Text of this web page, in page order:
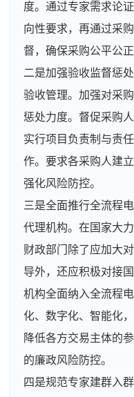
度。通过专家需求论
向性要求，再通过采
督，确保采购公平公正
二是加强验收监督惩
验收管理。加强对采
惩处力度。督促采购
实行项目负责制与责
作。要求各采购人建
强化风险防控。
三是全面推行全流程
代理机构。在国家大
财政部门除了应加大
导外，还应积极对接
机构全面纳入全流程
化、数字化、智能化
降低各方交易主体的
的廉政风险防控。
四是规范专家建群入